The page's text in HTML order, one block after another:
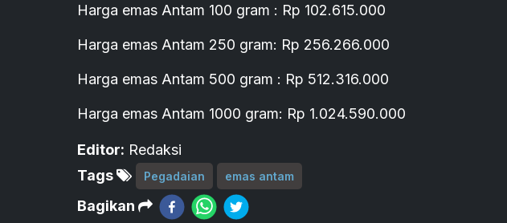
Harga emas Antam 100 gram : Rp 102.615.000
Harga emas Antam 250 gram: Rp 256.266.000
Harga emas Antam 500 gram : Rp 512.316.000
Harga emas Antam 1000 gram: Rp 1.024.590.000
Editor: Redaksi
Tags
Pegadaian emas antam
Bagikan